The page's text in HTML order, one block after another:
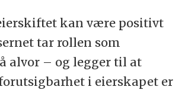
kan være positivt
tar rollen som
alvor – og legger til at
i eierskapet er